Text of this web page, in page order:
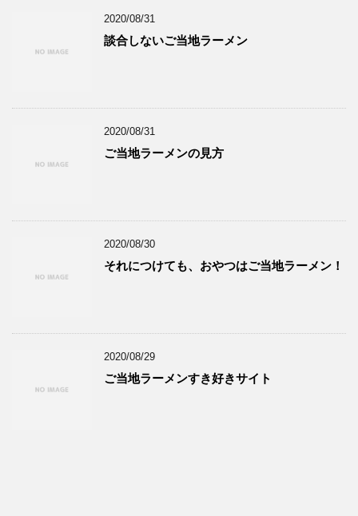
2020/08/31
談合しないご当地ラーメン
2020/08/31
ご当地ラーメンの見方
2020/08/30
それにつけても、おやつはご当地ラーメン！
2020/08/29
ご当地ラーメンすき好きサイト